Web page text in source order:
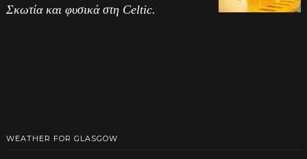
Σκωτία και φυσικά στη Celtic.
WEATHER FOR GLASGOW